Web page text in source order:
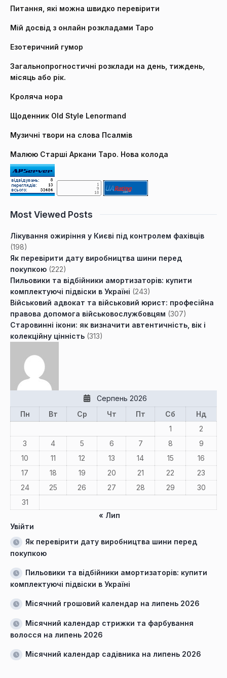
Питання, які можна швидко перевірити
Мій досвід з онлайн розкладами Таро
Езотеричний гумор
Загальнопрогностичні розклади на день, тиждень,
місяць або рік.
Кроляча нора
Щоденник Old Style Lenormand
Музичні твори на слова Псалмів
Малюю Старші Аркани Таро. Нова колода
Most Viewed Posts
Лікування ожиріння у Києві під контролем фахівців
(198)
Як перевірити дату виробництва шини перед
покупкою (222)
Пильовики та відбійники амортизаторів: купити
комплектуючі підвіски в Україні (243)
Військовий адвокат та військовий юрист: професійна
правова допомога військовослужбовцям (307)
Старовинні ікони: як визначити автентичність, вік і
колекційну цінність (313)
Серпень 2026
Пн
Вт Ср Чт Пт Сб
Нд
1
2
3
4 5 6 7 8
9
10
11 12 13 14 15
16
17
18 19 20 21 22
23
24
25 26 27 28 29
30
31
« Лип
Увійти
Як перевірити дату виробництва шини перед
покупкою
Пильовики та відбійники амортизаторів: купити
комплектуючі підвіски в Україні
Місячний грошовий календар на липень 2026
Місячний календар стрижки та фарбування
волосся на липень 2026
Місячний календар садівника на липень 2026